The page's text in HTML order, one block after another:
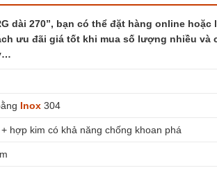
dài 270”, bạn có thể đặt hàng online
ưu đãi giá tốt khi mua số lượng nhiều và
Inox304
hợp kim có khả năng chống khoan phá